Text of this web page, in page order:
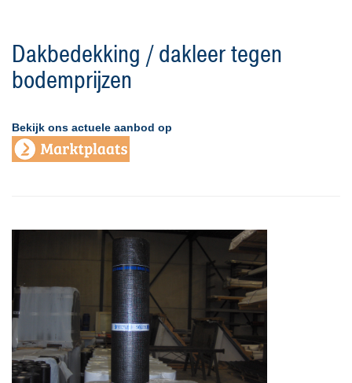
Dakbedekking / dakleer tegen
bodemprijzen
Bekijk ons actuele aanbod op